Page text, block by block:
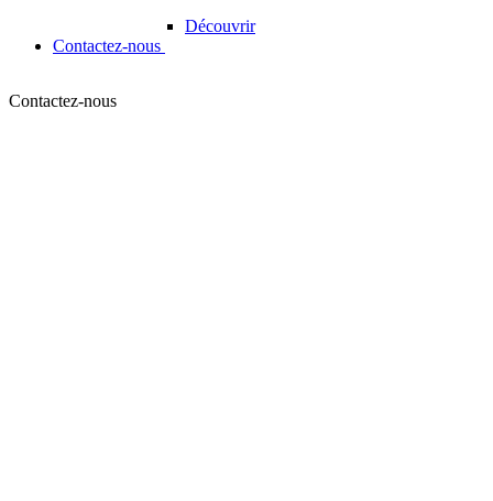
Découvrir
Contactez-nous
Contactez-nous